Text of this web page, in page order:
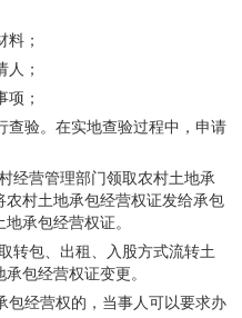
料；
人；
项；
查验。在实地查验过程中，申请
经营管理部门领取农村土地承
农村土地承包经营权证发给承包
承包经营权证。
转包、出租、入股方式流转土
包经营权证变更。
包经营权的，当事人可以要求办